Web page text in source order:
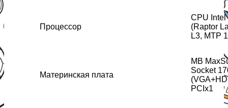
Процессор
CPU Intel
(Raptor
L3, MTP
Материнская плата
MB
Socket
PCIx1